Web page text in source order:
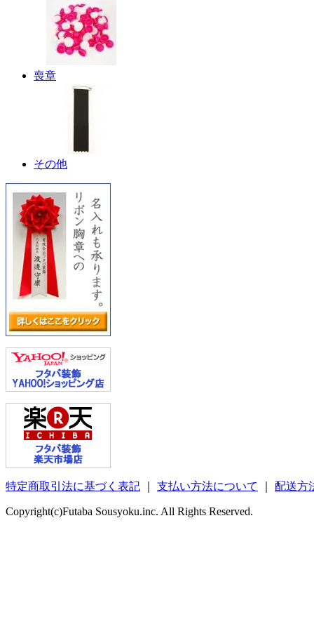
喪章
その他
特定商取引法に基づく表記 支払い方法について 配送方
Copyright(c)Futaba Sousyoku.inc. All Rights Reserved.